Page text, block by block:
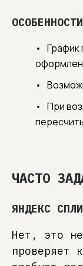
График
При
ЧАСТО
ЯНДЕКС
Нет, это
проверяет
экспертные
и уверенности